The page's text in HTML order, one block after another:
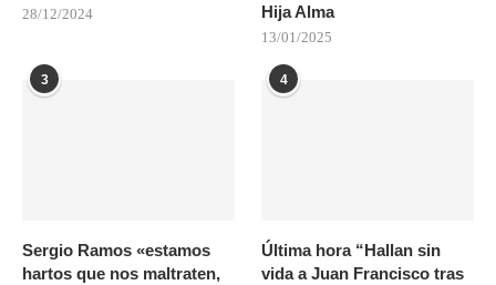
28/12/2024
Hija Alma
13/01/2025
3
Sergio Ramos «estamos
hartos que nos maltraten,
4
Última hora “Hallan sin
vida a Juan Francisco tras